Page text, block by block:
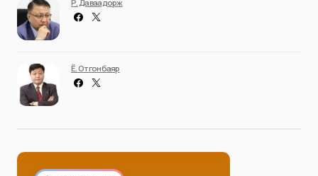
Р. Даваадорж
Ё. Отгонбаяр